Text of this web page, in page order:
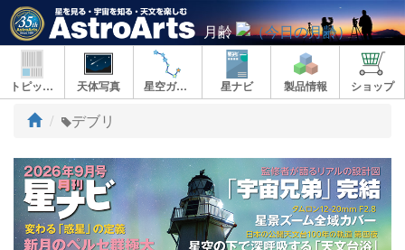
月齢
トピックス 天体写真 星空ガイド 星ナビ 製品情報 ショップ
ト
プ
デブリ